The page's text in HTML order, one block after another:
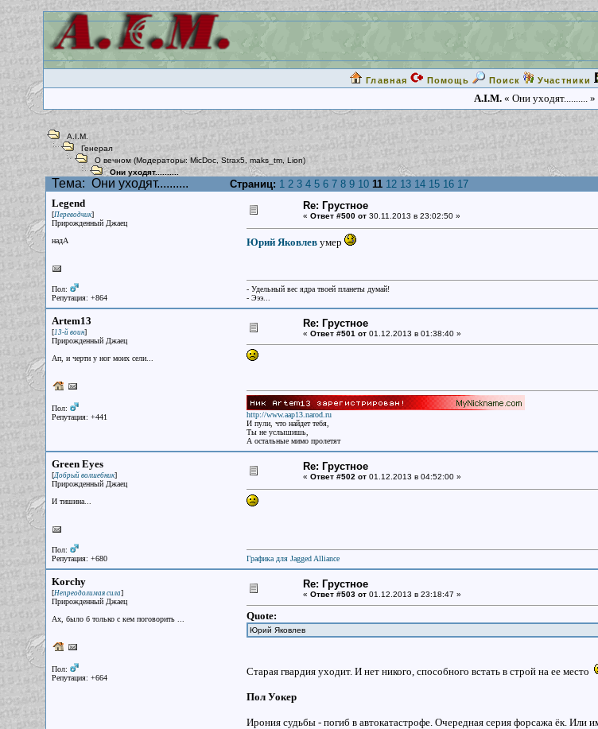
Главная Помощь Поиск Участники
A.I.M.« Они уходят.......... »
A.I.M.
Генерал
О вечном (Модераторы:MicDoc ,Strax5 maks_tm Lion)
Они уходят..........
Тема: Они уходят.......... Страниц: 1 2 3 4 5 6 7 8 9 10 11 12 13 14 15 16 17
Legend
[Переводчик]
Прирожденный Джаец
надА
Пол:
Репутация: +864
Re: Грустное
« Ответ #500 от 30.11.2013 в 23:02:50 »
Юрий Яковлев умер
- Удельный вес ядра твоей планеты думай!
- Эээ...
Artem13
[13-й воин]
Прирожденный Джаец
Ап, и черти у ног моих сели...
Пол:
Репутация: +441
Re: Грустное
« Ответ #501 от 01.12.2013 в 01:38:40 »
http://www.aap13.narod.ru
И пули, что найдет тебя,
Ты не услышишь,
А остальные мимо пролетят
Green Eyes
[Добрый волшебник]
Прирожденный Джаец
И тишина...
Пол:
Репутация: +680
Re: Грустное
« Ответ #502 от 01.12.2013 в 04:52:00 »
Графика для Jagged Alliance
Korchy
[Непреодолимая сила]
Прирожденный Джаец
Ах, было б только с кем поговорить ...
Пол:
Репутация: +664
Re: Грустное
« Ответ #503 от 01.12.2013 в 23:18:47 »
Quote:
Юрий Яковлев
Старая гвардия уходит. И нет никого, способного встать в строй на ее место
Пол Уокер
Ирония судьбы - погиб в автокатастрофе. Очередная серия форсажа ёк. Или